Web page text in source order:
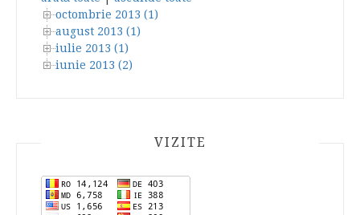
octombrie 2013 (1)
august 2013 (1)
iulie 2013 (1)
iunie 2013 (2)
VIZITE